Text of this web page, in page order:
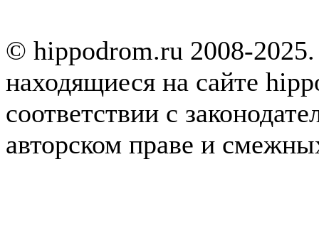
© hippodrom.ru 2008-
находящиеся на сайте
соответствии с
авторском праве и